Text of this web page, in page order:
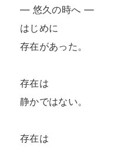
― 悠久の時へ ―
はじめに
存在があった。
存在は
静かではない。
存在は